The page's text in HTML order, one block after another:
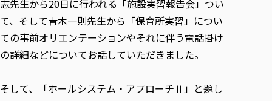
関連法人
教職員募集
役員・評議員一覧
キャンパス案内
研究活動における不正行為の防止等に関する対応
大学広報誌「TFU Newsletter 東北福祉大学通信」
初年次教育（リエゾンゼミⅠ）について
お役立ち情報（リンク集）
事業計画／財務・事業報告
大学評価
IR情報
教職課程における情報の公表
リハビリテーション学科
医療経営管理学科
情報福祉マネジメント学科
仏教専修科
大学院
東北福祉大学のキャリアサポート
進路・就職支援
東北福祉大学のキャリア教育
採用ご担当者様へ
採用ご担当者様へ
求人の受付について
在学生の方
卒業生の方
文化会・文化系サークル紹介
大学指定団体紹介
交換留学生 Exchange students
海外留学・研修
社会連携・研究 TOP
東北福祉大学の研究活動
東北福祉大学の研究紹介
生涯教育・キャリア教育
生涯教育・キャリア教育TOP
生涯学習・社会人講座
関連法人
取材について
志先生から20日に行われる「施設実習報告会」つい
て、そして青木一則先生から「保育所実習」につい
ての事前オリエンテーションやそれに伴う電話掛け
の詳細などについてお話していただきました。
そして、「ホールシステム・アプローチⅡ」と題し